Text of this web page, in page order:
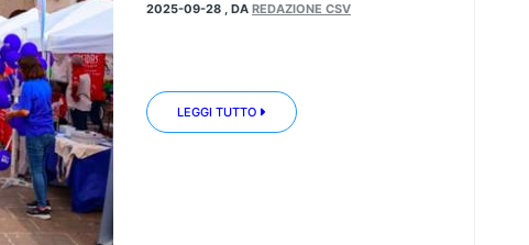
2025-09-28 , DA REDAZIONE CSV
LEGGI TUTTO